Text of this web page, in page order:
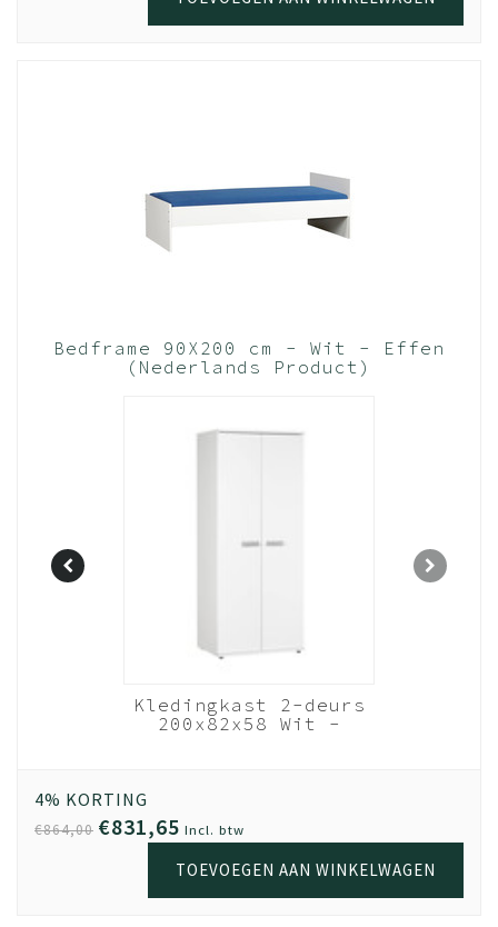
Bedframe 90X200 cm - Wit - Effen
(Nederlands Product)
Kledingkast 2-deurs
200x82x58 Wit -
4% KORTING
€864,00 €831,65 Incl. btw
TOEVOEGEN AAN WINKELWAGEN